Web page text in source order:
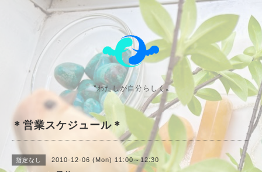
〝わたしが自分らしく〟
＊営業スケジュール＊
指定なし 2010-12-06 (Mon) 11:00～12:30